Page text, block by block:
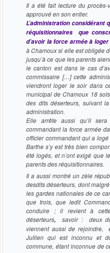
Il a été fait lecture du
approuvé en son entier.
L’administration
réquisitionnaires que
d’avoir la force armée à
à Chamoux si elle est obligée
jusqu’à ce que les parents
le canton est dans le cas
commissaire […] cette
viendront loger le soir dans
municipal de Chamoux 18
des dits déserteurs, suivant
administration.
Elle arrête aussi qu’il
commandant la force armée
officier commandant qui a
Barthe s’y est très bien
été logés, et n’ont exigé que
parents des réquisitionnaires.
Il a aussi montré un zèle
desdits déserteurs, dont
les gardes nationales de ce
que trois, que ledit
conduire ; il revient à
déserteurs, savoir : deux
viennent aussi de rejoindre,
Jullien qui est inconnu et
commune, étant inconnue de